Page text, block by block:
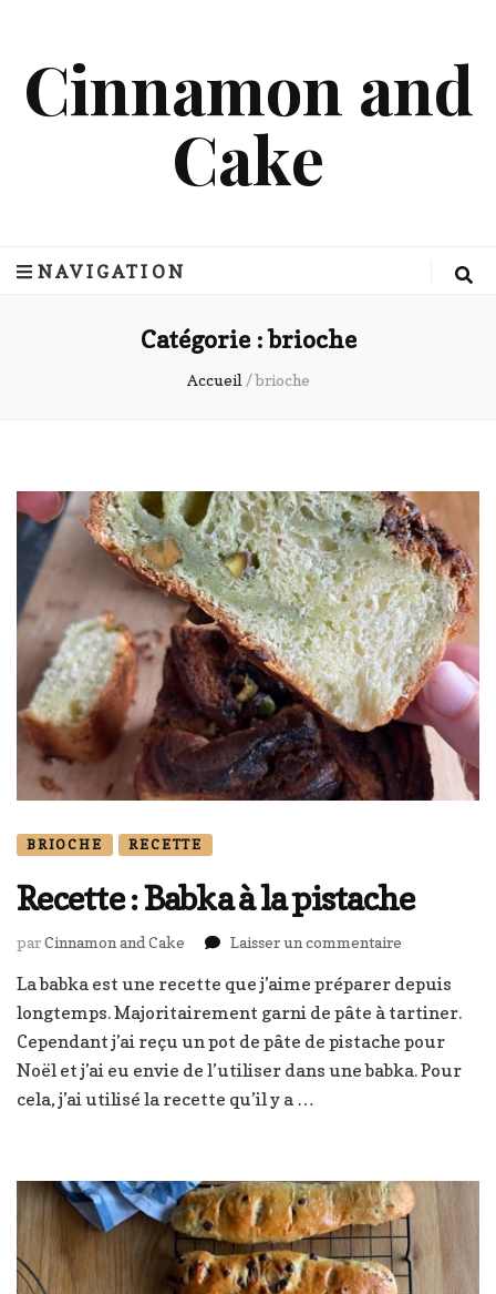
Cinnamon and
Cake
NAVIGATION
Catégorie :brioche
Accueil /brioche
BRIOCHE RECETTE
Recette : Babka à la pistache
parCinnamon and Cake Laisser un commentaire
:
Babka
à
la
pistache
La babka est une recette que j’aime préparer depuis
longtemps. Majoritairement garni de pâte à tartiner.
Cependant j’ai reçu un pot de pâte de pistache pour
Noël et j’ai eu envie de l’utiliser dans une babka. Pour
cela, j’ai utilisé la recette qu’il y a …